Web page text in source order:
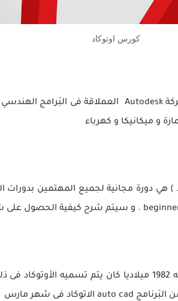
كورس اوتوكاد
و ميكانيكا و كهرباء
دورة مجانية لجميع المهتمين بدورات